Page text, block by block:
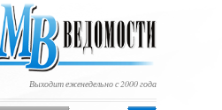
Выходит еженедельно с 2000 года